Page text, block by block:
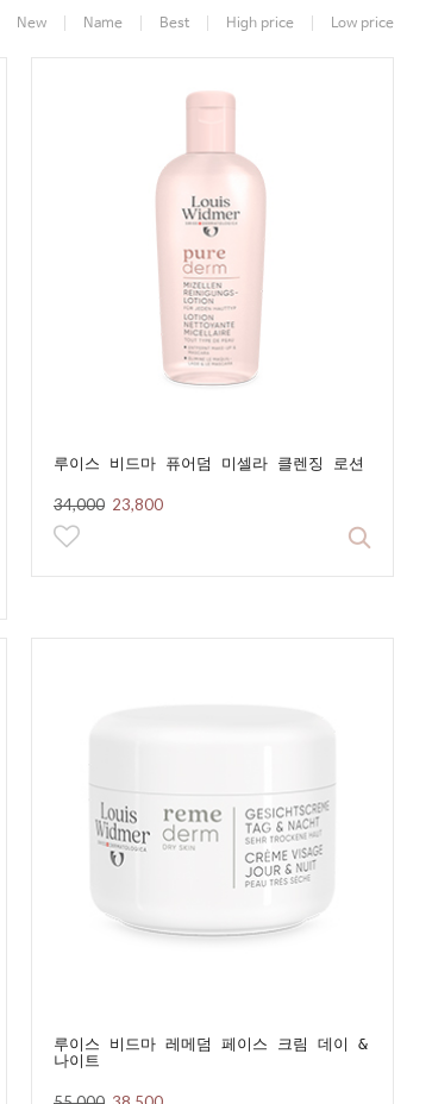
New Name Best High price Low price
루이스 비드마 퓨어덤 미셀라 클렌징 로션
34,000 23,800
루이스 비드마 레메덤 페이스 크림 데이 &
나이트